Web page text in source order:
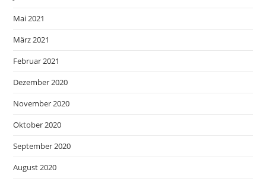
Mai 2021
März 2021
Februar 2021
Dezember 2020
November 2020
Oktober 2020
September 2020
August 2020